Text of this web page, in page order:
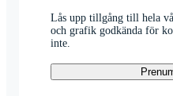
Lås upp tillgång till hela
och grafik godkända för
inte.